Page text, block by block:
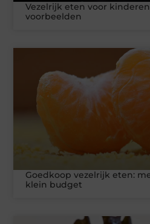
Vezelrijk eten voor
voorbeelden
Goedkoop vezelrijk eten:
klein budget